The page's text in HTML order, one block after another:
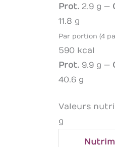
Prot. 2.9 g —
11.8 g
Par portion (4
590 kcal
Prot. 9.9 g —
40.6 g
Valeurs
g